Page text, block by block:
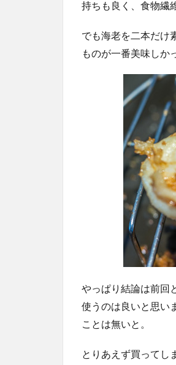
持ちも良く、食物繊
でも海老を二本だけ
ものが一番美味しか
やっぱり結論は前回
使うのは良いと思い
ことは無いと。
とりあえず買ってし